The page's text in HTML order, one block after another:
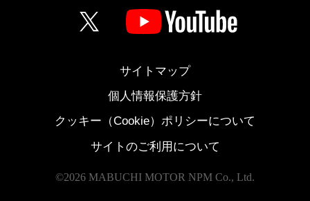
サイトマップ
個人情報保護方針
クッキー（Cookie）ポリシーについて
サイトのご利用について
©2026 MABUCHI MOTOR NPM Co., Ltd.